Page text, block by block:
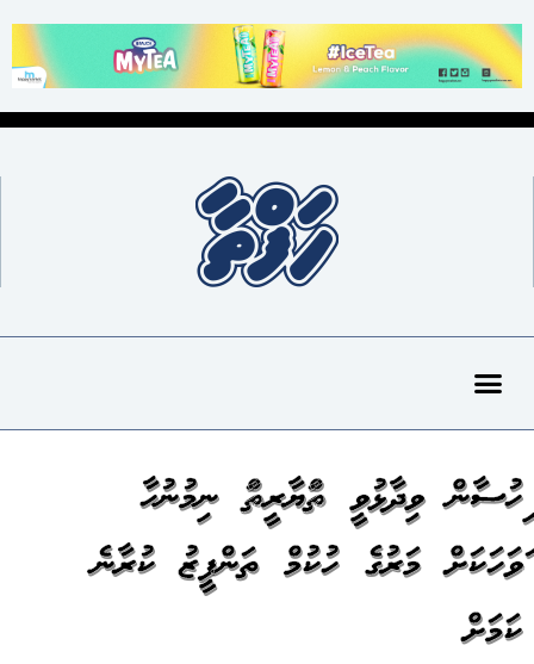
އިހުސާން ވިދާޅުވީ ތައްޔާރީތައް ނިމުނުހާ
އަވަހަކަށް މަރުގެ ހުކުމް ތަންފީޒު ކުރާނެ
ކަމަށް